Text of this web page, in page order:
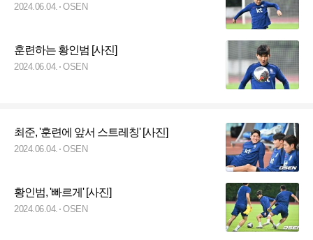
2024.06.04. OSEN
훈련하는 황인범 [사진]
2024.06.04. OSEN
최준, '훈련에 앞서 스트레칭' [사진]
2024.06.04. OSEN
황인범, '빠르게' [사진]
2024.06.04. OSEN